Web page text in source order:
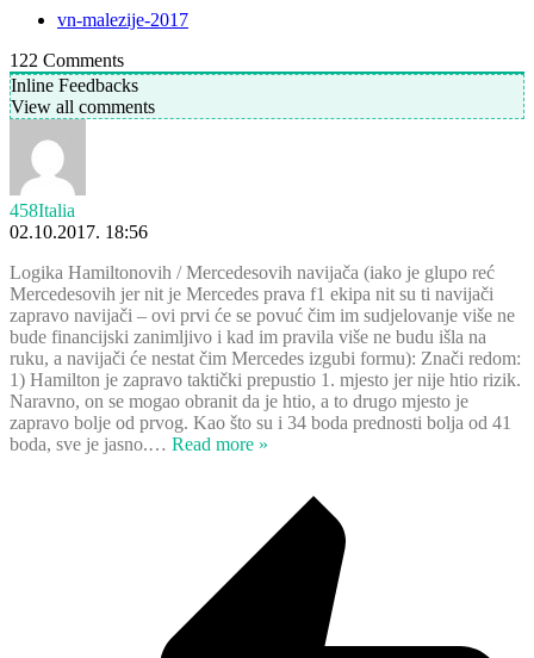
vn-malezije-2017
122 Comments
Inline Feedbacks
View all comments
458Italia
02.10.2017. 18:56
Logika Hamiltonovih / Mercedesovih navijača (iako je glupo reć
Mercedesovih jer nit je Mercedes prava f1 ekipa nit su ti navijači
zapravo navijači – ovi prvi će se povuć čim im sudjelovanje više ne
bude financijski zanimljivo i kad im pravila više ne budu išla na
ruku, a navijači će nestat čim Mercedes izgubi formu): Znači redom:
1) Hamilton je zapravo taktički prepustio 1. mjesto jer nije htio rizik.
Naravno, on se mogao obranit da je htio, a to drugo mjesto je
zapravo bolje od prvog. Kao što su i 34 boda prednosti bolja od 41
boda, sve je jasno.… Read more »